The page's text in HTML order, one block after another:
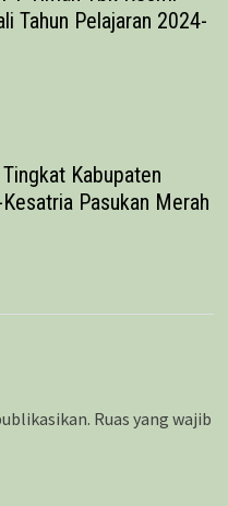
Tahun Pelajaran 2024-
Kabupaten
Pasukan Merah
Ruas yang wajib